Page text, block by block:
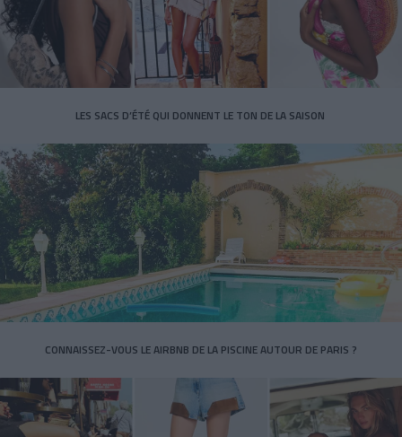
LES SACS D’ÉTÉ QUI DONNENT LE TON DE LA SAISON
CONNAISSEZ-VOUS LE AIRBNB DE LA PISCINE AUTOUR DE PARIS ?